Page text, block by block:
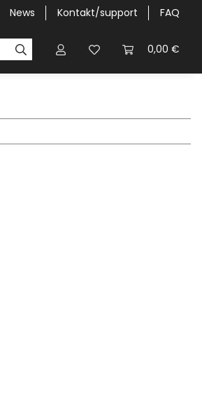
News Kontakt/support FAQ
0,00 €
Halbgaragen / Kapuzen nach